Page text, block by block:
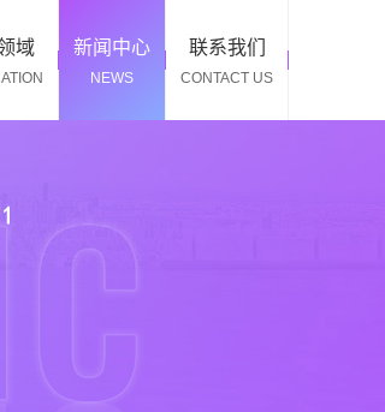
域 新闻中心
NEWS
联系我们
CONTACT US